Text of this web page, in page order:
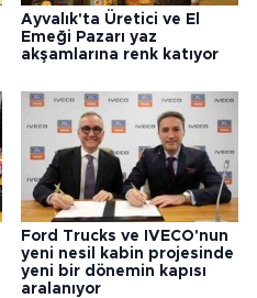
Ayvalık'ta Üretici ve El
Emeği Pazarı yaz
akşamlarına renk katıyor
Ford Trucks ve IVECO'nun
yeni nesil kabin projesinde
yeni bir dönemin kapısı
aralanıyor